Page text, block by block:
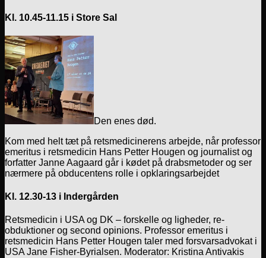
Kl. 10.45-11.15 i Store Sal
Den enes død.
Kom med helt tæt på retsmedicinerens arbejde, når professor
emeritus i retsmedicin Hans Petter Hougen og journalist og
forfatter Janne Aagaard går i kødet på drabsmetoder og ser
nærmere på obducentens rolle i opklaringsarbejdet
Kl. 12.30-13 i Indergården
Retsmedicin i USA og DK – forskelle og ligheder, re-
obduktioner og second opinions. Professor emeritus i
retsmedicin Hans Petter Hougen taler med forsvarsadvokat i
USA Jane Fisher-Byrialsen. Moderator: Kristina Antivakis